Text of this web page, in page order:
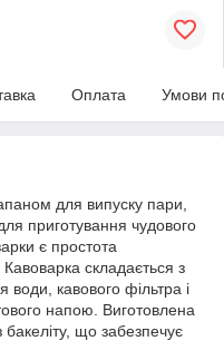
Оплата Умови
для випуску пари,
приготування чудового
є простота
складається з
води, кавового фільтра і
напою. Виготовлена
бакеліту, що забезпечує